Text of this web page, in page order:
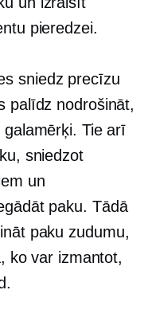
pieredzei.
sniedz precīzu
palīdz nodrošināt,
Tie arī
sniedzot
un
paku. Tādā
paku zudumu,
ko var izmantot,